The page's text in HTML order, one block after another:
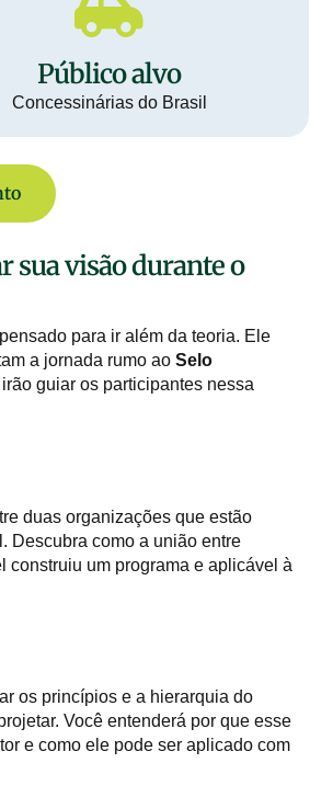
Público alvo
Concessinárias do Brasil
sua visão durante o
para ir além da teoria. Ele
a jornada rumo ao Selo
guiar os participantes nessa
duas organizações que estão
Descubra como a união entre
construiu um programa e aplicável à
os princípios e a hierarquia do
Você entenderá por que esse
e como ele pode ser aplicado com